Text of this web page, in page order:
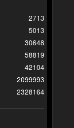
2713
5013
30648
58819
42104
2099993
2328164